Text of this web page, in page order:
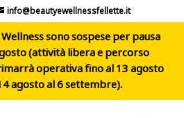
info@beautyewellnessfellette.it
sono sospese per pausa
(attività libera e percorso
operativa fino al 13 agosto
agosto al 6 settembre).